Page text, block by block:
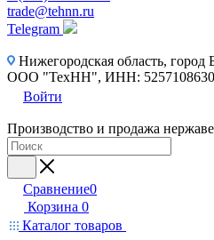
trade@tehnn.ru
Telegram
Нижегородская область, город
ООО "ТехНН", ИНН:
Войти
Производство и продажа
Сравнение0
Корзина 0
Каталог товаров